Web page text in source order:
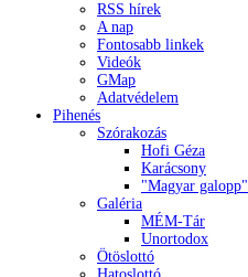
RSS hírek
A nap
Fontosabb linkek
Videók
GMap
Adatvédelem
Pihenés
Szórakozás
Hofi Géza
Karácsony
"Magyar galopp"
Galéria
MÉM-Tár
Unortodox
Ötöslottó